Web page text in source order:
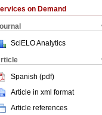
on Demand
SciELO Analytics
Spanish (pdf)
Article in xml format
Article references